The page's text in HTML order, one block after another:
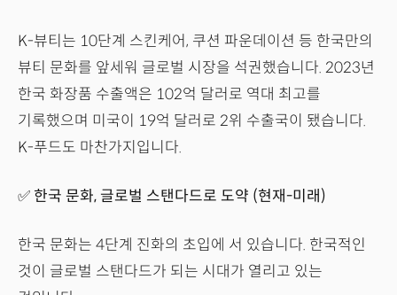
K-뷰티는 10단계 스킨케어, 쿠션 파운데이션 등 한국만의
뷰티 문화를 앞세워 글로벌 시장을 석권했습니다. 2023년
한국 화장품 수출액은 102억 달러로 역대 최고를
기록했으며 미국이 19억 달러로 2위 수출국이 됐습니다.
K-푸드도 마찬가지입니다.
✅ 한국 문화, 글로벌 스탠다드로 도약 (현재-미래)
한국 문화는 4단계 진화의 초입에 서 있습니다. 한국적인
것이 글로벌 스탠다드가 되는 시대가 열리고 있는